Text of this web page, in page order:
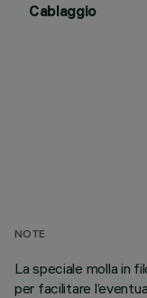
Cablaggio
NOTE
La speciale molla in
per facilitare